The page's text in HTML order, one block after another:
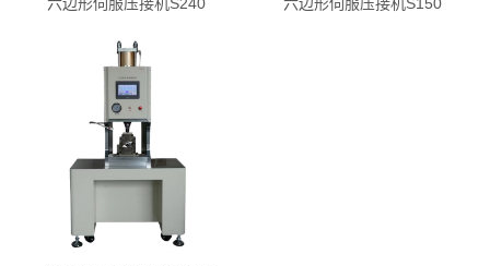
六边形伺服压接机S240 六边形伺服压接机S150